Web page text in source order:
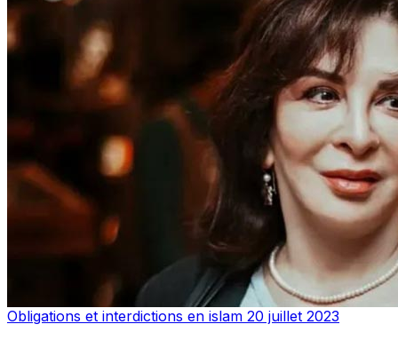
Obligations et interdictions en islam 20 juillet 2023